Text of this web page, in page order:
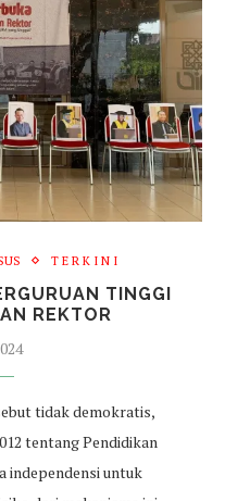
T E R K I N I
TINGGI
REKTOR
tidak demokratis,
tentang Pendidikan
independensi untuk